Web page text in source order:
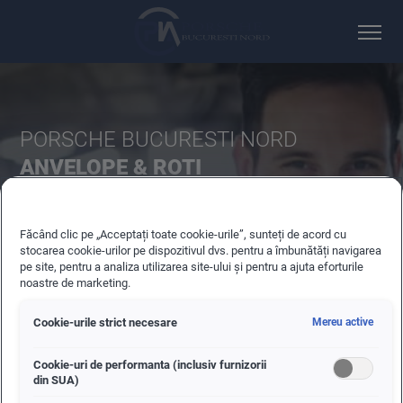
PORSCHE BUCURESTI NORD
ANVELOPE & ROTI
OFERTE ACTUALE
Făcând clic pe „Acceptați toate cookie-urile”, sunteți de acord cu
stocarea cookie-urilor pe dispozitivul dvs. pentru a îmbunătăți navigarea
pe site, pentru a analiza utilizarea site-ului și pentru a ajuta eforturile
noastre de marketing.
Cookie-urile strict necesare Mereu active
Cookie-uri de performanta (inclusiv furnizorii
din SUA)